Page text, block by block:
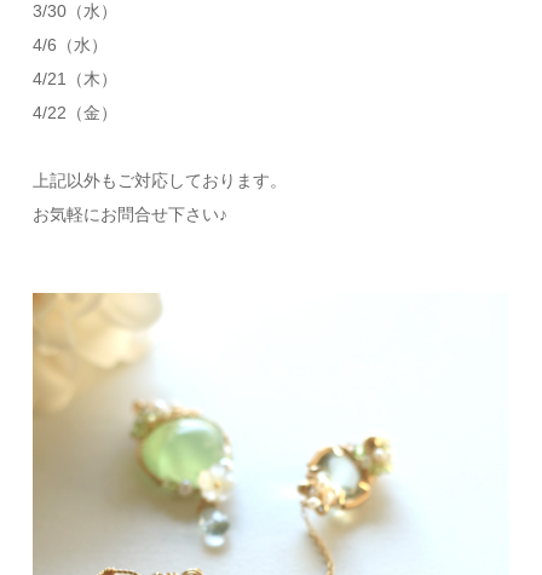
3/30（水）
4/6（水）
4/21（木）
4/22（金）
上記以外もご対応しております。
お気軽にお問合せ下さい♪